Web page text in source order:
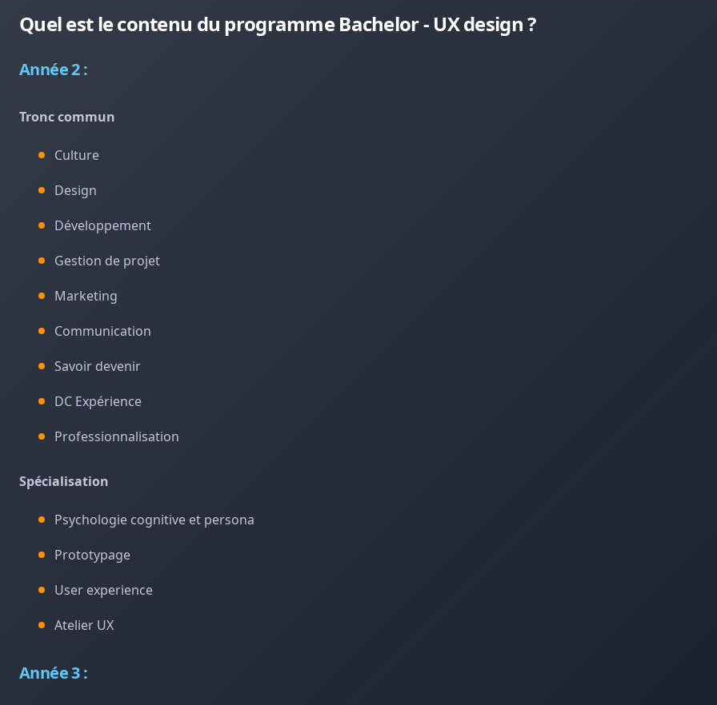
Quel est le contenu du programme Bachelor - UX design ?
Année 2 :
Tronc commun
Culture
Design
Développement
Gestion de projet
Marketing
Communication
Savoir devenir
DC Expérience
Professionnalisation
Spécialisation
Psychologie cognitive et persona
Prototypage
User experience
Atelier UX
Année 3 :